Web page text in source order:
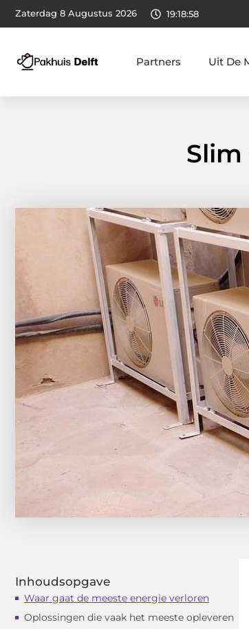
Zaterdag 8 Augustus 2026 19:18:59
Partners Uit De
Inhoudsopgave
Waar gaat de meeste energie verloren
Oplossingen die vaak het meeste opleveren